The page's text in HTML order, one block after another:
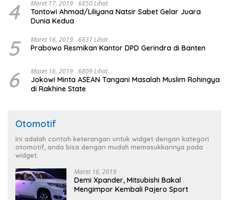
4 Maret 17, 2019 6850 Lihat
Tontowi Ahmad/Liliyana Natsir Sabet Gelar Juara
Dunia Kedua
5 Maret 16, 2019 6837 Lihat
Prabowo Resmikan Kantor DPD Gerindra di Banten
6 Maret 16, 2019 6809 Lihat
Jokowi Minta ASEAN Tangani Masalah Muslim Rohingya
di Rakhine State
Otomotif
Ini adalah contoh keterangan untuk widget dengan kategori
otomotif, anda bisa dengan mudah memasukkannya pada
widget.
Maret 16, 2019
Demi Xpander, Mitsubishi Bakal
Mengimpor Kembali Pajero Sport